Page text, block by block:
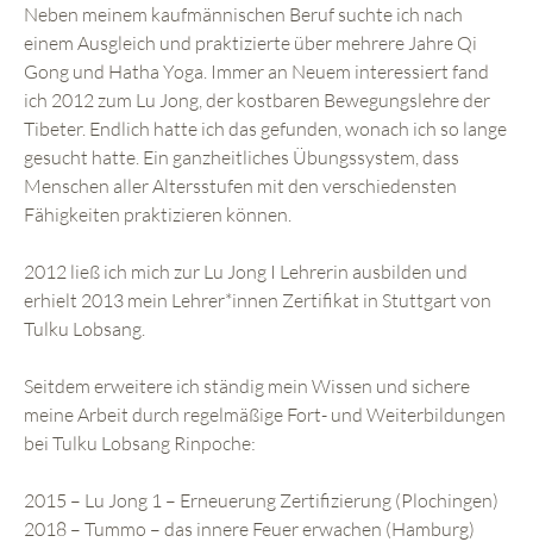
Neben meinem kaufmännischen Beruf suchte ich nach
einem Ausgleich und praktizierte über mehrere Jahre Qi
Gong und Hatha Yoga. Immer an Neuem interessiert fand
ich 2012 zum Lu Jong, der kostbaren Bewegungslehre der
Tibeter. Endlich hatte ich das gefunden, wonach ich so lange
gesucht hatte. Ein ganzheitliches Übungssystem, dass
Menschen aller Altersstufen mit den verschiedensten
Fähigkeiten praktizieren können.
2012 ließ ich mich zur Lu Jong I Lehrerin ausbilden und
erhielt 2013 mein Lehrer*innen Zertifikat in Stuttgart von
Tulku Lobsang.
Seitdem erweitere ich ständig mein Wissen und sichere
meine Arbeit durch regelmäßige Fort- und Weiterbildungen
bei Tulku Lobsang Rinpoche:
2015 – Lu Jong 1 – Erneuerung Zertifizierung (Plochingen)
2018 – Tummo – das innere Feuer erwachen (Hamburg)